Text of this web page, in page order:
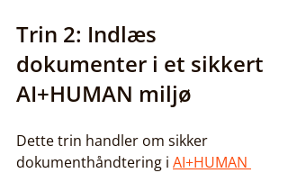
Trin 2: Indlæs
dokumenter i et sikkert
AI+HUMAN miljø
Dette trin handler om sikker
dokumenthåndtering i AI+HUMAN